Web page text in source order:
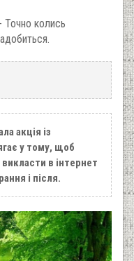
Точно колись
акція із
у тому, щоб
в інтернет
і після.